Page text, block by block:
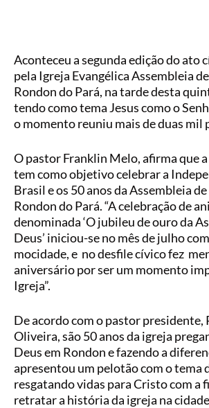
Aconteceu a segunda edição do ato
pela Igreja Evangélica Assembleia
Rondon do Pará, na tarde desta
tendo como tema Jesus como o
o momento reuniu mais de duas mil
O pastor Franklin Melo, afirma que
tem como objetivo celebrar a
Brasil e os 50 anos da Assembleia
Rondon do Pará. “A celebração de
denominada ‘O jubileu de ouro da
Deus’ iniciou-se no mês de julho
mocidade, e no desfile cívico fez
aniversário por ser um momento
Igreja”.
De acordo com o pastor presidente,
Oliveira, são 50 anos da igreja
Deus em Rondon e fazendo a
apresentou um pelotão com o tema
resgatando vidas para Cristo com a
retratar a história da igreja na